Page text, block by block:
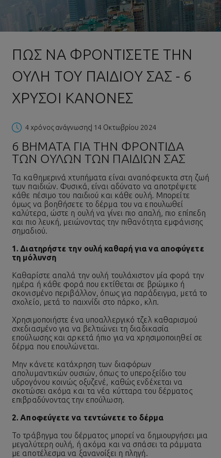
ΠΏΣ ΝΑ ΦΡΟΝΤΊΣΕΤΕ ΤΗΝ
ΟΥΛΉ ΤΟΥ ΠΑΙΔΙΟΎ ΣΑΣ - 6
ΧΡΥΣΟΊ ΚΑΝΌΝΕΣ
4 χρόνος ανάγνωσης| 14 Οκτωβρίου 2024
6 ΒΉΜΑΤΑ ΓΙΑ ΤΗΝ ΦΡΟΝΤΊΔΑ
ΤΩΝ ΟΥΛΏΝ ΤΩΝ ΠΑΙΔΙΏΝ ΣΑΣ
Τα καθημερινά χτυπήματα είναι αναπόφευκτα στη ζωή
των παιδιών. Φυσικά, είναι αδύνατο να αποτρέψετε
κάθε πέσιμο του παιδιού και κάθε ουλή. Μπορείτε
όμως να βοηθήσετε το δέρμα του να επουλωθεί
καλύτερα, ώστε η ουλή να γίνει πιο απαλή, πιο επίπεδη
και πιο λευκή, μειώνοντας την πιθανότητα εμφάνισης
σημαδιού.
1. Διατηρήστε την ουλή καθαρή για να αποφύγετε
τη μόλυνση
Καθαρίστε απαλά την ουλή τουλάχιστον μία φορά την
ημέρα ή κάθε φορά που εκτίθεται σε βρώμικο ή
σκονισμένο περιβάλλον, όπως για παράδειγμα, μετά το
σχολείο, μετά το παιχνίδι στο πάρκο, κλπ.
Χρησιμοποιήστε ένα υποαλλεργικό τζελ καθαρισμού
σχεδιασμένο για να βελτιώνει τη διαδικασία
επούλωσης και αρκετά ήπιο για να χρησιμοποιηθεί σε
δέρμα που επουλώνεται.
Μην κάνετε κατάχρηση των διαφόρων
απολυμαντικών ουσιών, όπως το υπεροξείδιο του
υδρογόνου κοινώς οξυζενέ, καθώς ενδέχεται να
σκοτώσει ακόμα και τα νέα κύτταρα του δέρματος
επιβραδύνοντας την επούλωση.
2. Αποφεύγετε να τεντώνετε το δέρμα
Το τράβηγμα του δέρματος μπορεί να δημιουργήσει μια
μεγαλύτερη ουλή, ή ακόμα και να σπάσει τα ράμματα
με αποτέλεσμα να ξανανοίξει η πληγή.